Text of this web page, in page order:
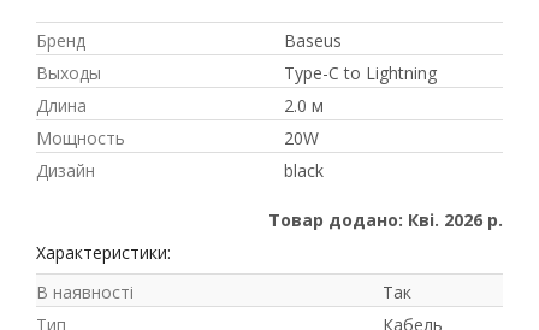
Бренд
Baseus
Выходы
Type-C to Lightning
Длина
2.0 м
Мощность
20W
Дизайн
black
Товар додано: Кві. 2026 р.
Характеристики:
В наявності
Так
Тип
Кабель